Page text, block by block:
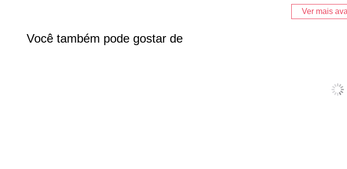
Ver mais
Você também pode gostar de